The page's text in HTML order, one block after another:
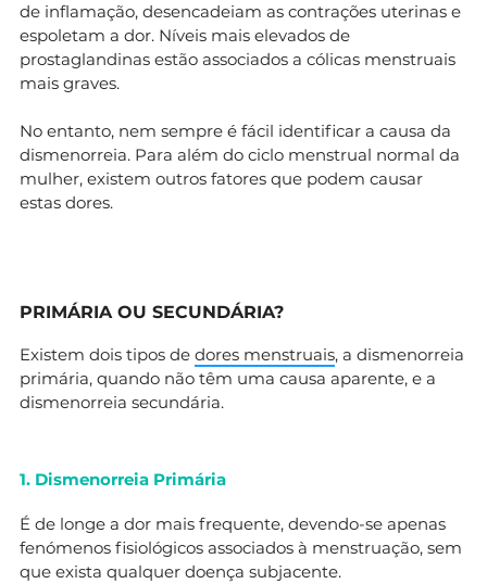
de inflamação, desencadeiam as contrações uterinas e
espoletam a dor. Níveis mais elevados de
prostaglandinas estão associados a cólicas menstruais
mais graves.
No entanto, nem sempre é fácil identificar a causa da
dismenorreia. Para além do ciclo menstrual normal da
mulher, existem outros fatores que podem causar
estas dores.
PRIMÁRIA OU SECUNDÁRIA?
Existem dois tipos de dores menstruais, a dismenorreia
primária, quando não têm uma causa aparente, e a
dismenorreia secundária.
1. Dismenorreia Primária
É de longe a dor mais frequente, devendo-se apenas
fenómenos fisiológicos associados à menstruação, sem
que exista qualquer doença subjacente.